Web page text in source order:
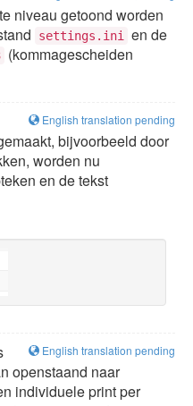
niveau getoond worden
settings.ini
en de
(kommagescheiden
English translation pending
bijvoorbeeld door
worden nu
en de tekst
English translation pending
openstaand naar
individuele print per